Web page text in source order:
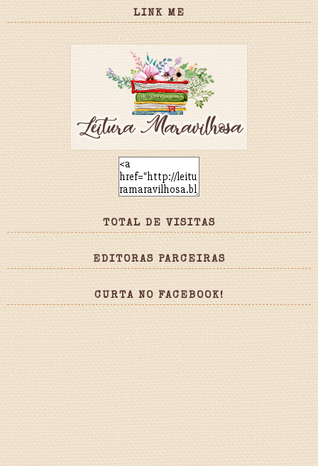
LINK ME
TOTAL DE VISITAS
EDITORAS PARCEIRAS
CURTA NO FACEBOOK!